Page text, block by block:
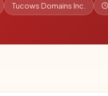
Tucows Domains Inc.